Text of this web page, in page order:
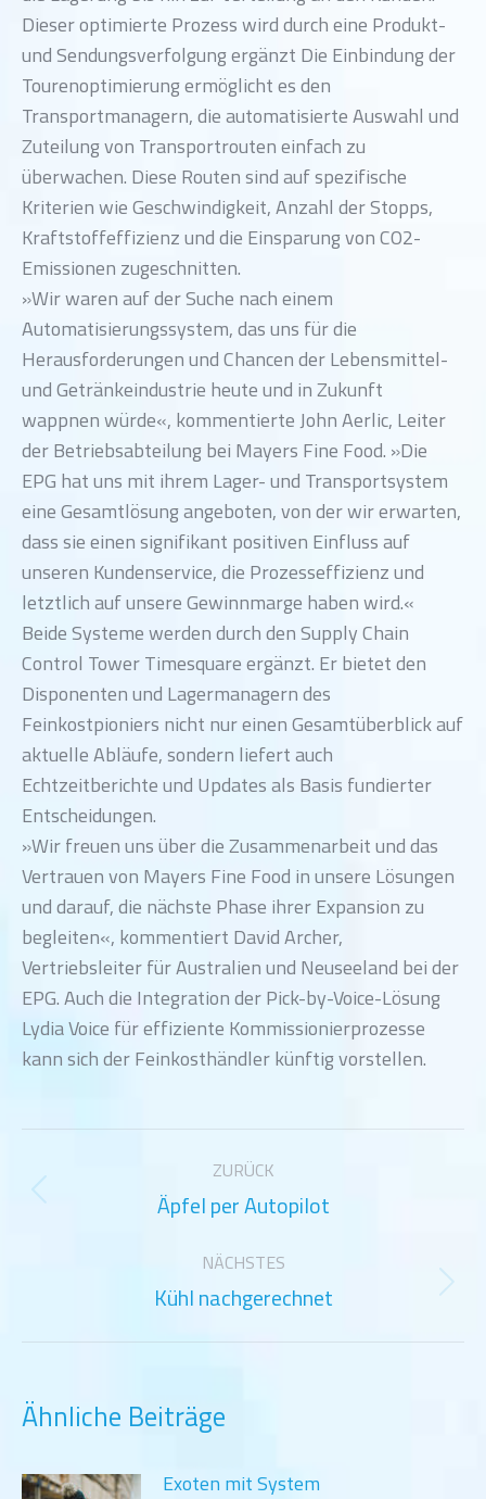
Dieser optimierte Prozess wird durch eine Produkt-
und Sendungsverfolgung ergänzt Die Einbindung der
Tourenoptimierung ermöglicht es den
Transportmanagern, die automatisierte Auswahl und
Zuteilung von Transportrouten einfach zu
überwachen. Diese Routen sind auf spezifische
Kriterien wie Geschwindigkeit, Anzahl der Stopps,
Kraftstoffeffizienz und die Einsparung von CO2-
Emissionen zugeschnitten.
»Wir waren auf der Suche nach einem
Automatisierungssystem, das uns für die
Herausforderungen und Chancen der Lebensmittel-
und Getränkeindustrie heute und in Zukunft
wappnen würde«, kommentierte John Aerlic, Leiter
der Betriebsabteilung bei Mayers Fine Food. »Die
EPG hat uns mit ihrem Lager- und Transportsystem
eine Gesamtlösung angeboten, von der wir erwarten,
dass sie einen signifikant positiven Einfluss auf
unseren Kundenservice, die Prozesseffizienz und
letztlich auf unsere Gewinnmarge haben wird.«
Beide Systeme werden durch den Supply Chain
Control Tower Timesquare ergänzt. Er bietet den
Disponenten und Lagermanagern des
Feinkostpioniers nicht nur einen Gesamtüberblick auf
aktuelle Abläufe, sondern liefert auch
Echtzeitberichte und Updates als Basis fundierter
Entscheidungen.
»Wir freuen uns über die Zusammenarbeit und das
Vertrauen von Mayers Fine Food in unsere Lösungen
und darauf, die nächste Phase ihrer Expansion zu
begleiten«, kommentiert David Archer,
Vertriebsleiter für Australien und Neuseeland bei der
EPG. Auch die Integration der Pick-by-Voice-Lösung
Lydia Voice für effiziente Kommissionierprozesse
kann sich der Feinkosthändler künftig vorstellen.
Kommentarnavigation
ZURÜCK
Vorheriger
Äpfel per Autopilot
NÄCHSTES
Nächster
Kühl nachgerechnet
Ähnliche Beiträge
Exoten mit System